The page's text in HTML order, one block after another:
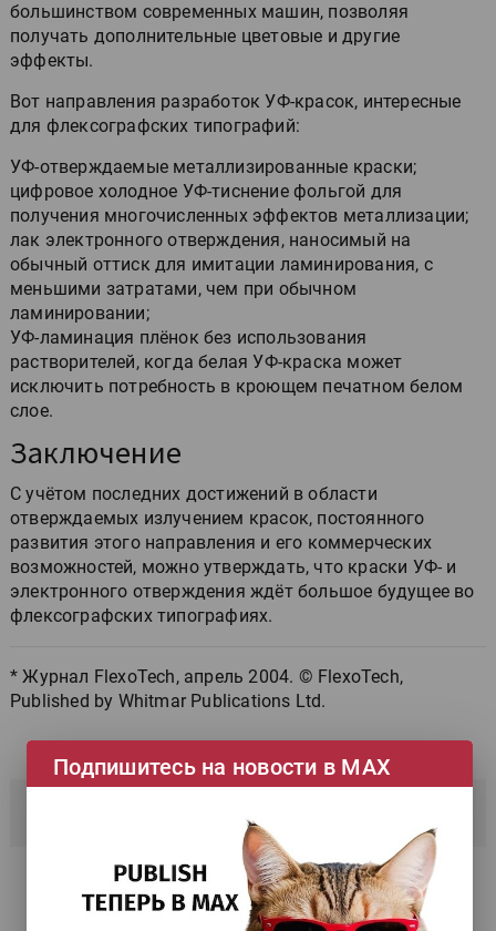
большинством современных машин, позволяя
получать дополнительные цветовые и другие
эффекты.
Вот направления разработок УФ-красок, интересные
для флексографских типографий:
УФ-отверждаемые металлизированные краски;
цифровое холодное УФ-тиснение фольгой для
получения многочисленных эффектов металлизации;
лак электронного отверждения, наносимый на
обычный оттиск для имитации ламинирования, с
меньшими затратами, чем при обычном
ламинировании;
УФ-ламинация плёнок без использования
растворителей, когда белая УФ-краска может
исключить потребность в кроющем печатном белом
слое.
Заключение
С учётом последних достижений в области
отверждаемых излучением красок, постоянного
развития этого направления и его коммерческих
возможностей, можно утверждать, что краски УФ- и
электронного отверждения ждёт большое будущее во
флексографских типографиях.
* Журнал FlexoTech, апрель 2004. © FlexoTech,
Published by Whitmar Publications Ltd.
Подпишитесь на новости в МАХ